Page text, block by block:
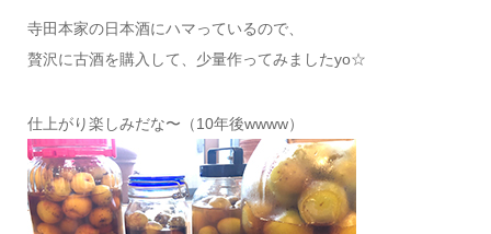
寺田本家の日本酒にハマっているので、
贅沢に古酒を購入して、少量作ってみましたyo☆
仕上がり楽しみだな〜（10年後wwww）